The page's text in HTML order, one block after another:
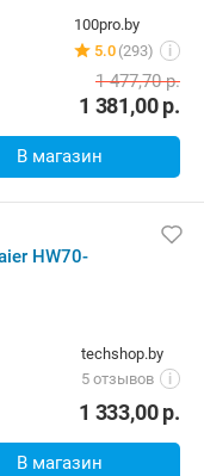
100pro.by
5.0 (293) i
1 381,00р.
1 477,70р.
В магазин
HW70-
techshop.by
5 отзывов
i
1 333,00р.
В магазин